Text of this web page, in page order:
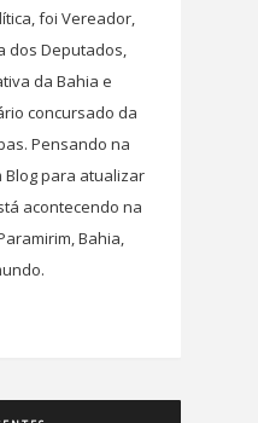
foi Vereador,
dos Deputados,
da Bahia e
concursado da
Pensando na
Blog para atualizar
acontecendo na
Bahia,